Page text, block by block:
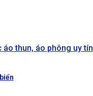
thun, áo phông uy tín